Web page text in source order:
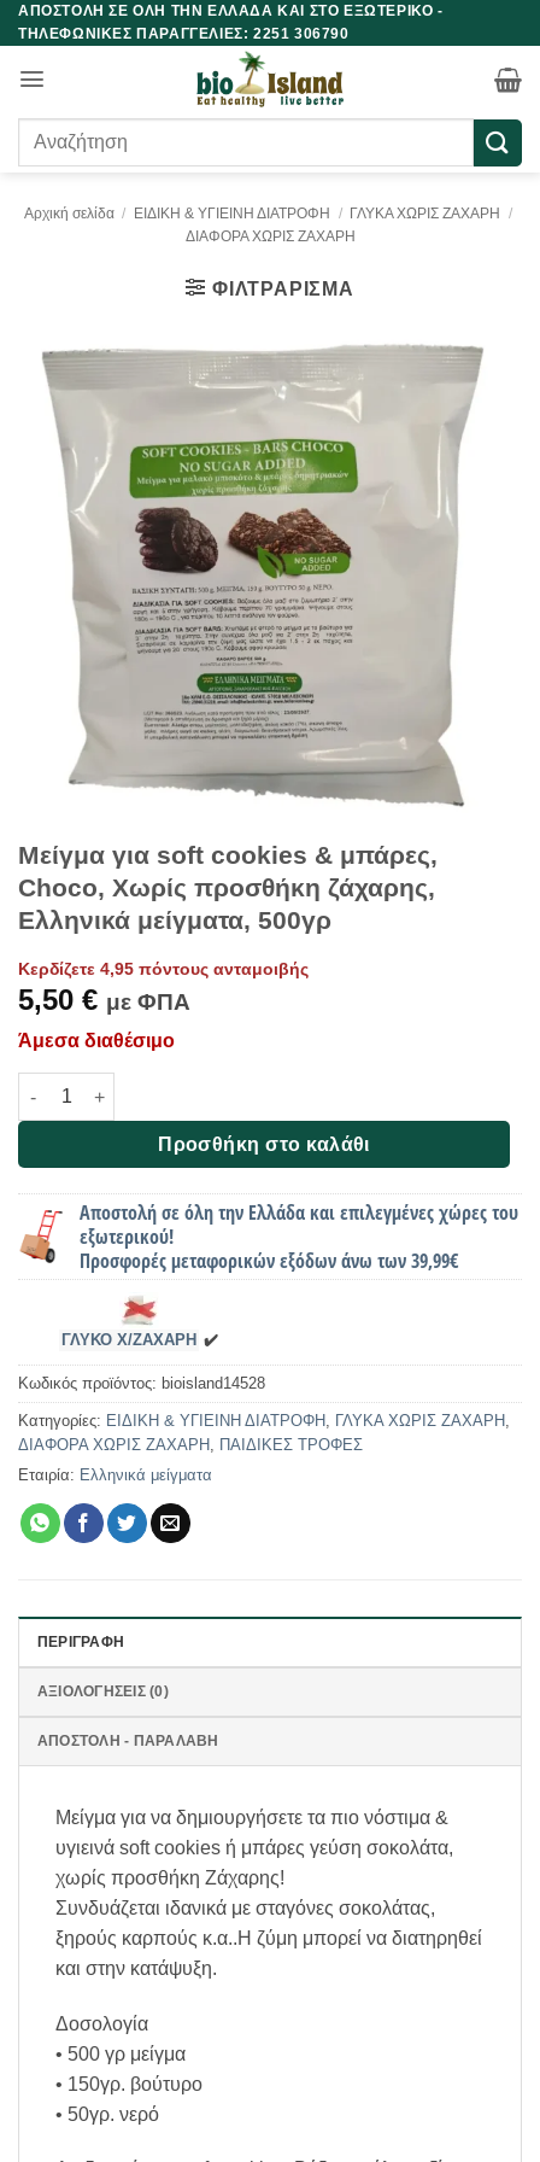
Μετάβαση
στο
περιεχόμενο
ΑΠΟΣΤΟΛΗ ΣΕ ΟΛΗ ΤΗΝ ΕΛΛΑΔΑ ΚΑΙ ΣΤΟ ΕΞΩΤΕΡΙΚΟ -
ΤΗΛΕΦΩΝΙΚΕΣ ΠΑΡΑΓΓΕΛΙΕΣ: 2251 306790
Αναζήτηση
Αρχική σελίδα / ΕΙΔΙΚΗ & ΥΓΙΕΙΝΗ ΔΙΑΤΡΟΦΗ / ΓΛΥΚΑ ΧΩΡΙΣ ΖΑΧΑΡΗ
/
ΔΙΑΦΟΡΑ ΧΩΡΙΣ ΖΑΧΑΡΗ
ΦΙΛΤΡΆΡΙΣΜΑ
Μείγμα για soft cookies & μπάρες,
Choco, Χωρίς προσθήκη ζάχαρης,
Ελληνικά μείγματα, 500γρ
Κερδίζετε 4,95 πόντους ανταμοιβής
5,50 € με ΦΠΑ
Άμεσα διαθέσιμο
Μείγμα για soft cookies & μπάρες, Choco, Χωρίς προσθήκη
Προσθήκη στο καλάθι
Αποστολή σε όλη την Ελλάδα και επιλεγμένες χώρες του
εξωτερικού!
Προσφορές μεταφορικών εξόδων άνω των 39,99€
ΓΛΥΚΟ Χ/ΖΑΧΑΡΗ ✔️
Κωδικός προϊόντος: bioisland14528
Κατηγορίες: ΕΙΔΙΚΗ & ΥΓΙΕΙΝΗ ΔΙΑΤΡΟΦΗ , ΓΛΥΚΑ ΧΩΡΙΣ ΖΑΧΑΡΗ ,
ΔΙΑΦΟΡΑ ΧΩΡΙΣ ΖΑΧΑΡΗ , ΠΑΙΔΙΚΕΣ ΤΡΟΦΕΣ
Εταιρία: Ελληνικά μείγματα
ΠΕΡΙΓΡΑΦΉ
ΑΞΙΟΛΟΓΉΣΕΙΣ (0)
ΑΠΟΣΤΟΛΗ - ΠΑΡΑΛΑΒΗ
Μείγμα για να δημιουργήσετε τα πιο νόστιμα &
υγιεινά soft cookies ή μπάρες γεύση σοκολάτα,
χωρίς προσθήκη Ζάχαρης!
Συνδυάζεται ιδανικά με σταγόνες σοκολάτας,
ξηρούς καρπούς κ.α..Η ζύμη μπορεί να διατηρηθεί
και στην κατάψυξη.
Δοσολογία
• 500 γρ μείγμα
• 150γρ. βούτυρο
• 50γρ. νερό